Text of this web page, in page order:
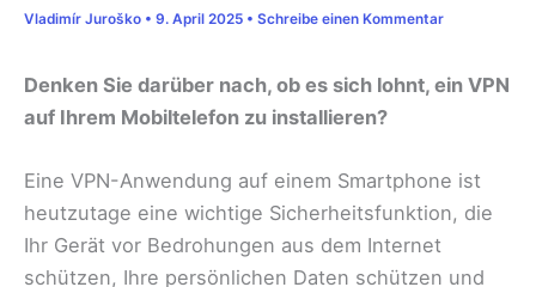
Vladimír Juroško • 9. April 2025 • Schreibe einen Kommentar
Denken Sie darüber nach, ob es sich lohnt, ein VPN
auf Ihrem Mobiltelefon zu installieren?
Eine VPN-Anwendung auf einem Smartphone ist
heutzutage eine wichtige Sicherheitsfunktion, die
Ihr Gerät vor Bedrohungen aus dem Internet
schützen, Ihre persönlichen Daten schützen und